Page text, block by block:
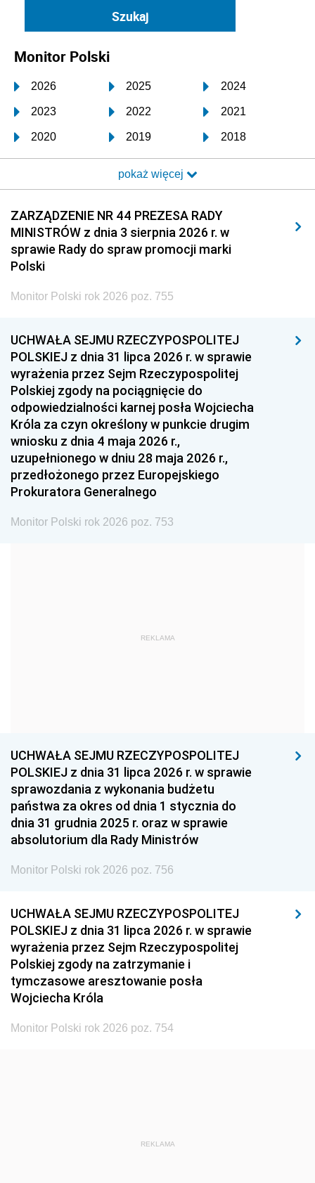
Monitor Polski
2026 2025 2024
2023 2022 2021
2020 2019 2018
2017 2016 2015
2014 2013 2012
2011 2010 2009
2008 2007 2006
2005
1996 1995 1994
1993 1992 1991
1990 1989
1987 1986 1985
1984 1983
1981 1980 1979
1978 1977
1975 1974
1959
1939 1938 1937
1936 1930
pokaż więcej
ZARZĄDZENIE NR 44 PREZESA RADY
MINISTRÓW z dnia 3 sierpnia 2026 r. w
sprawie Rady do spraw promocji marki
Polski
Monitor Polski rok 2026 poz. 755
UCHWAŁA SEJMU RZECZYPOSPOLITEJ
POLSKIEJ z dnia 31 lipca 2026 r. w sprawie
wyrażenia przez Sejm Rzeczypospolitej
Polskiej zgody na pociągnięcie do
odpowiedzialności karnej posła Wojciecha
Króla za czyn określony w punkcie drugim
wniosku z dnia 4 maja 2026 r.,
uzupełnionego w dniu 28 maja 2026 r.,
przedłożonego przez Europejskiego
Prokuratora Generalnego
Monitor Polski rok 2026 poz. 753
REKLAMA
UCHWAŁA SEJMU RZECZYPOSPOLITEJ
POLSKIEJ z dnia 31 lipca 2026 r. w sprawie
sprawozdania z wykonania budżetu
państwa za okres od dnia 1 stycznia do
dnia 31 grudnia 2025 r. oraz w sprawie
absolutorium dla Rady Ministrów
Monitor Polski rok 2026 poz. 756
UCHWAŁA SEJMU RZECZYPOSPOLITEJ
POLSKIEJ z dnia 31 lipca 2026 r. w sprawie
wyrażenia przez Sejm Rzeczypospolitej
Polskiej zgody na zatrzymanie i
tymczasowe aresztowanie posła
Wojciecha Króla
Monitor Polski rok 2026 poz. 754
REKLAMA